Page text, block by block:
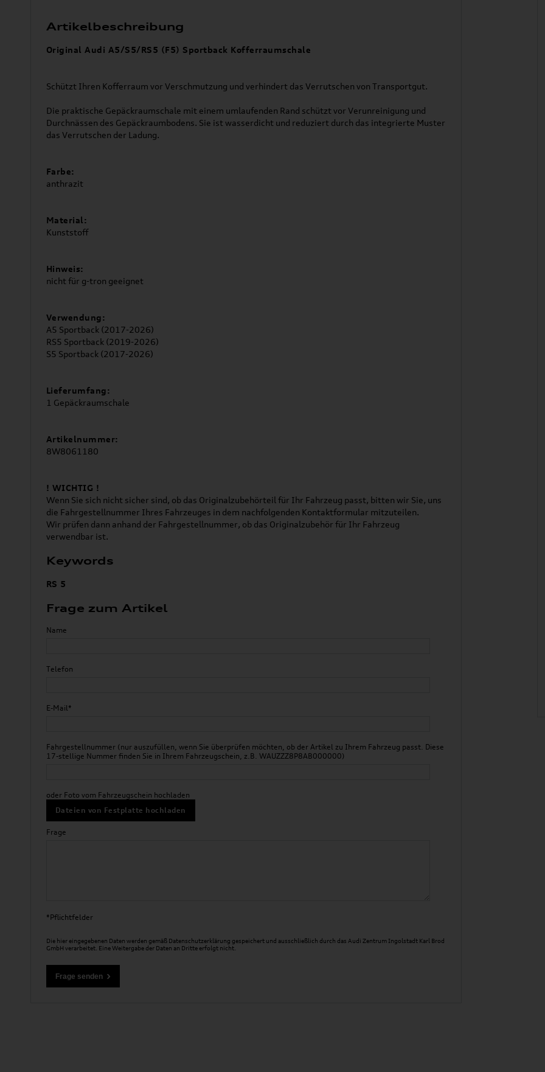
Artikelbeschreibung
Original Audi A5/S5/RS5 (F5) Sportback Kofferraumschale
Schützt Ihren Kofferraum vor Verschmutzung und verhindert das Verrutschen von Transportgut.
Die praktische Gepäckraumschale mit einem umlaufenden Rand schützt vor Verunreinigung und
Durchnässen des Gepäckraumbodens. Sie ist wasserdicht und reduziert durch das integrierte Muster
das Verrutschen der Ladung.
Farbe:
anthrazit
Material:
Kunststoff
Hinweis:
nicht für g-tron geeignet
Verwendung:
A5 Sportback (2017-2026)
RS5 Sportback (2019-2026)
S5 Sportback (2017-2026)
Lieferumfang:
1 Gepäckraumschale
Artikelnummer:
8W8061180
! WICHTIG !
Wenn Sie sich nicht sicher sind, ob das Originalzubehörteil für Ihr Fahrzeug passt, bitten wir Sie, uns
die Fahrgestellnummer Ihres Fahrzeuges in dem nachfolgenden Kontaktformular mitzuteilen.
Wir prüfen dann anhand der Fahrgestellnummer, ob das Originalzubehör für Ihr Fahrzeug
verwendbar ist.
Keywords
RS 5
Frage zum Artikel
Name
Telefon
E-Mail*
Fahrgestellnummer (nur auszufüllen, wenn Sie überprüfen möchten, ob der Artikel zu Ihrem Fahrzeug passt. Diese
17-stellige Nummer finden Sie in Ihrem Fahrzeugschein, z.B. WAUZZZ8P8AB000000)
oder Foto vom Fahrzeugschein hochladen
Dateien von Festplatte hochladen
Frage
*Pflichtfelder
Die hier eingegebenen Daten werden gemäß Datenschutzerklärung gespeichert und ausschließlich durch das Audi Zentrum Ingolstadt Karl Brod
GmbH verarbeitet. Eine Weitergabe der Daten an Dritte erfolgt nicht.